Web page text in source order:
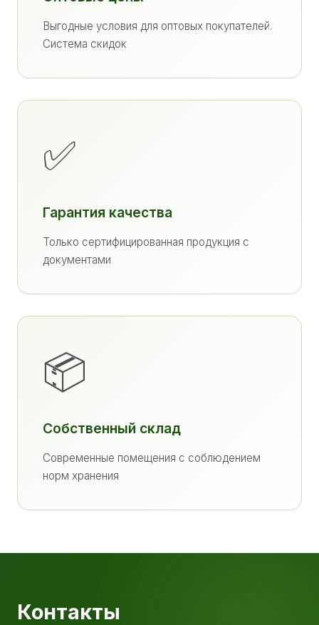
Выгодные условия для оптовых покупателей.
Система скидок
✅
Гарантия качества
Только сертифицированная продукция с
документами
📦
Собственный склад
Современные помещения с соблюдением
норм хранения
Контакты